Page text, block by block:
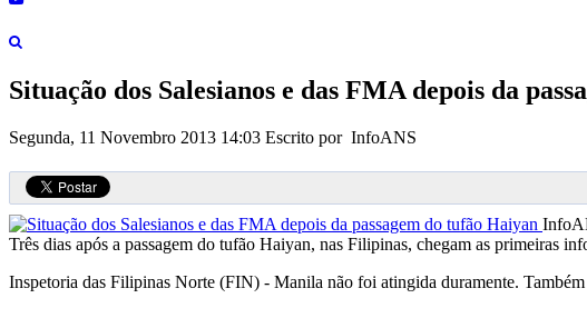
Situação dos Salesianos e das FMA depois da
Segunda, 11 Novembro 2013 14:03 Escrito por InfoANS
Três dias após a passagem do tufão Haiyan, nas Filipinas, chegam as primeiras
Inspetoria das Filipinas Norte (FIN) - Manila não foi atingida duramente.